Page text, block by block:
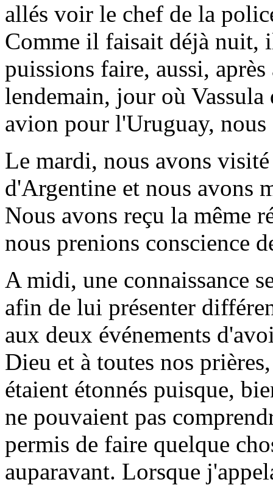
allés voir le chef de la
Comme il faisait déjà nuit,
puissions faire, aussi,
lendemain, jour où
avion pour l'Uruguay, nous
Le mardi, nous avons
d'Argentine et nous avons
Nous avons reçu la même
nous prenions conscience
A midi, une connaissance
afin de lui présenter
aux deux événements
Dieu et à toutes nos
étaient étonnés puisque,
ne pouvaient pas
permis de faire quelque
auparavant. Lorsque